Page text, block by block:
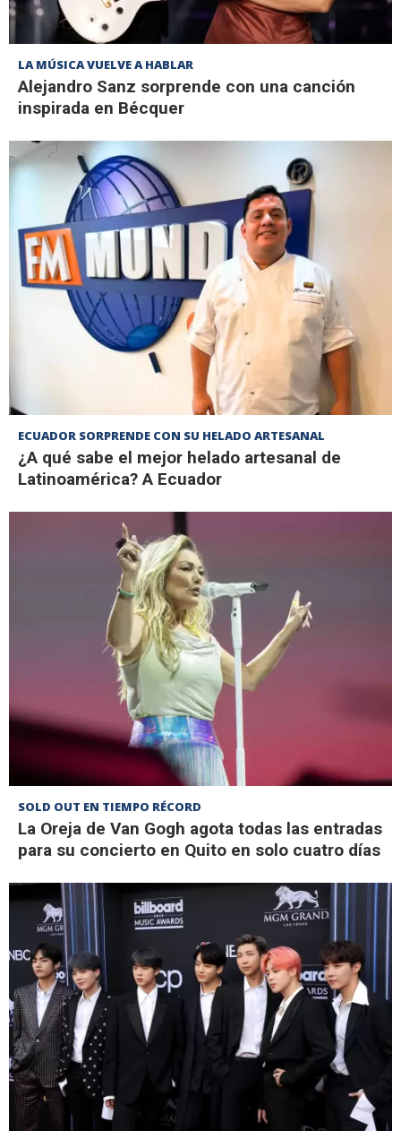
LA MÚSICA VUELVE A HABLAR
Alejandro Sanz sorprende con una canción
inspirada en Bécquer
ECUADOR SORPRENDE CON SU HELADO ARTESANAL
¿A qué sabe el mejor helado artesanal de
Latinoamérica? A Ecuador
SOLD OUT EN TIEMPO RÉCORD
La Oreja de Van Gogh agota todas las entradas
para su concierto en Quito en solo cuatro días